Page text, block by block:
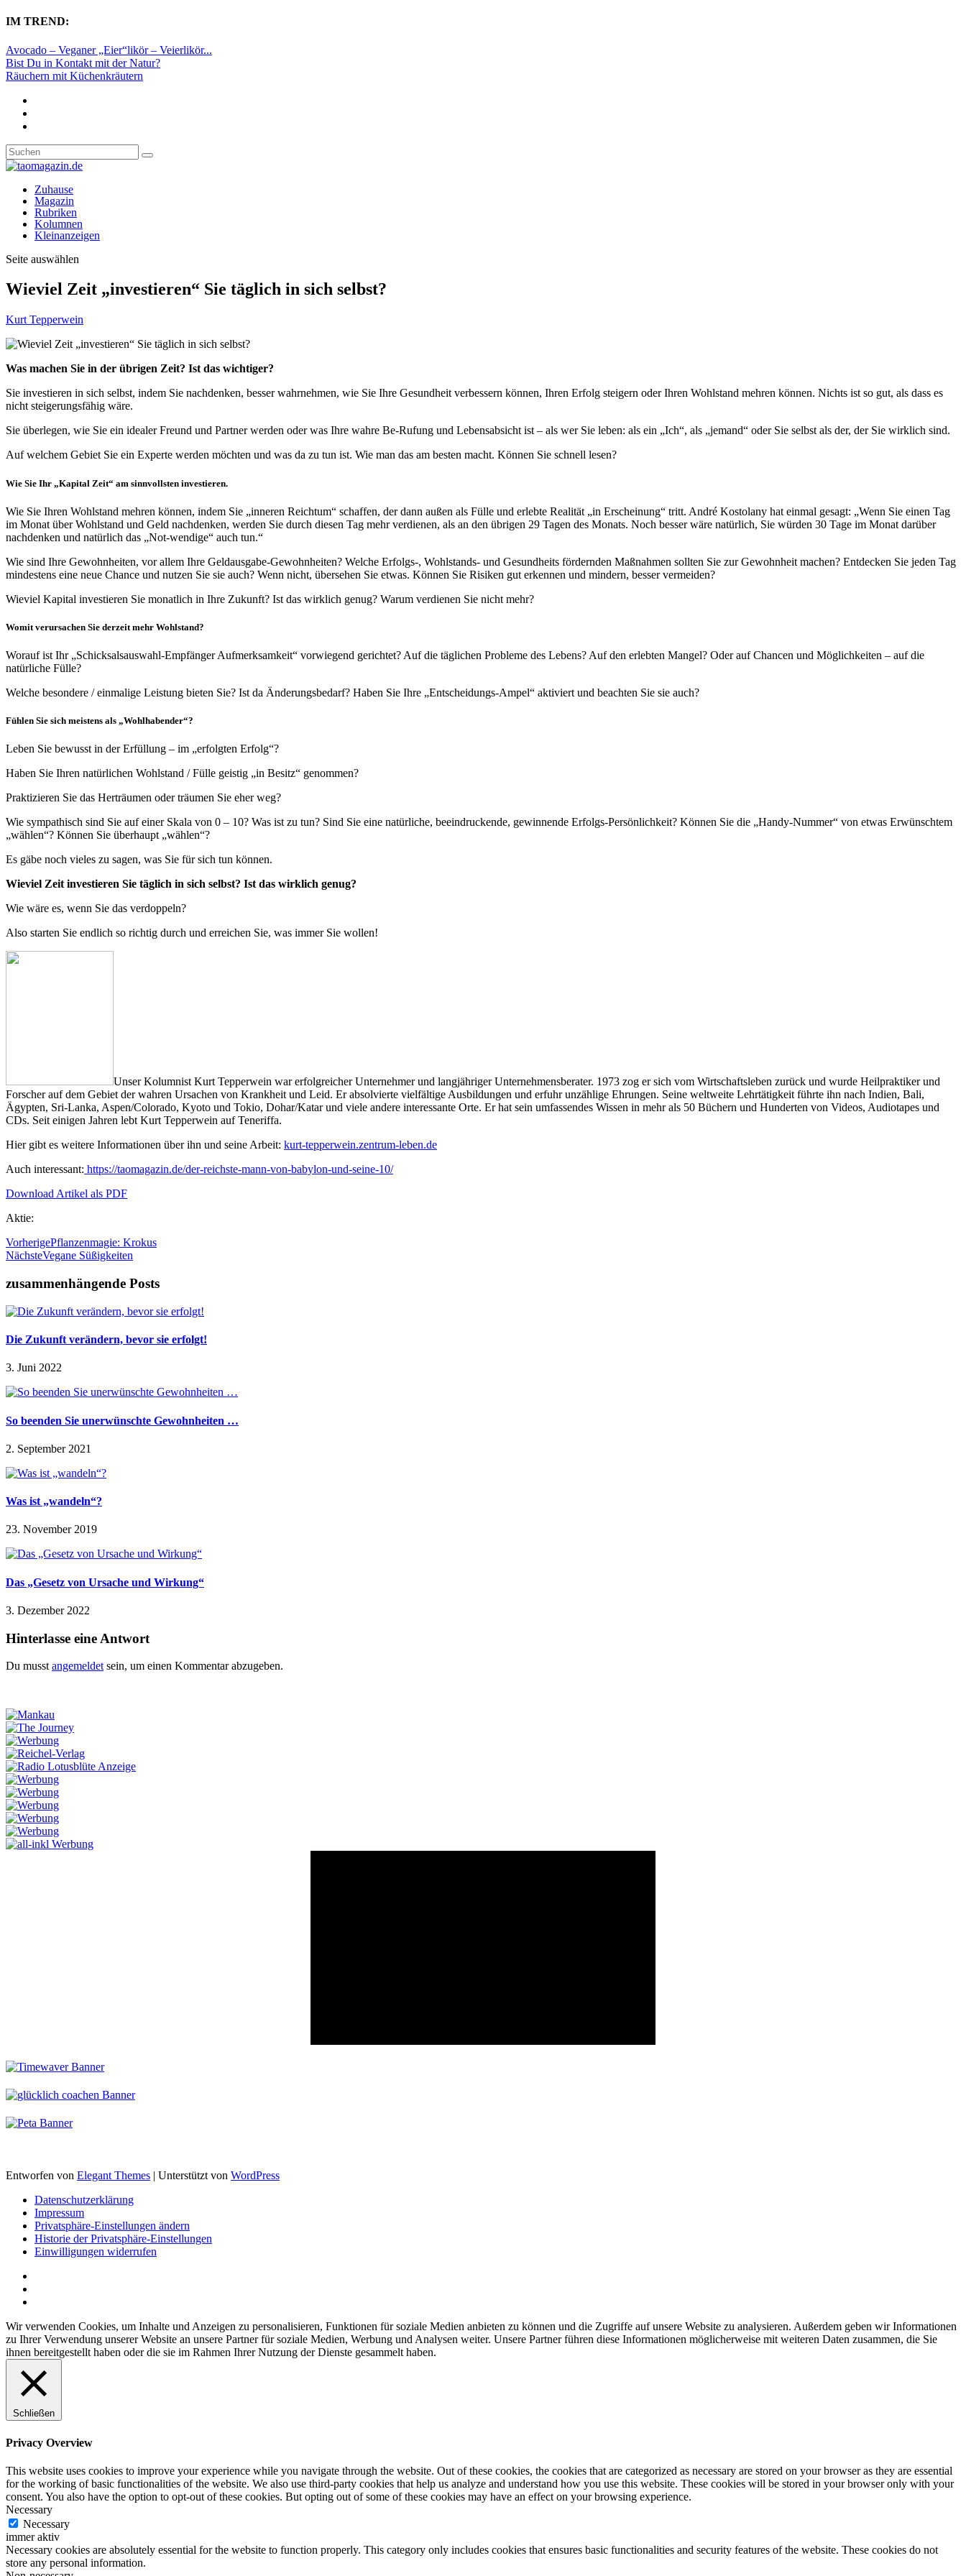
IM TREND:
Avocado – Veganer „Eier“likör – Veierlikör...
Bist Du in Kontakt mit der Natur?
Räuchern mit Küchenkräutern
Zuhause
Magazin
Rubriken
Kolumnen
Kleinanzeigen
Seite auswählen
Wieviel Zeit „investieren“ Sie täglich in sich selbst?
Kurt Tepperwein
Was machen Sie in der übrigen Zeit? Ist das wichtiger?
Sie investieren in sich selbst, indem Sie nachdenken, besser wahrnehmen, wie Sie Ihre Gesundheit verbessern können, Ihren Erfolg steigern oder Ihren Wohlstand mehren können. Nichts ist so gut, als dass es
nicht steigerungsfähig wäre.
Sie überlegen, wie Sie ein idealer Freund und Partner werden oder was Ihre wahre Be-Rufung und Lebensabsicht ist – als wer Sie leben: als ein „Ich“, als „jemand“ oder Sie selbst als der, der Sie wirklich sind.
Auf welchem Gebiet Sie ein Experte werden möchten und was da zu tun ist. Wie man das am besten macht. Können Sie schnell lesen?
Wie Sie Ihr „Kapital Zeit“ am sinnvollsten investieren.
Wie Sie Ihren Wohlstand mehren können, indem Sie „inneren Reichtum“ schaffen, der dann außen als Fülle und erlebte Realität „in Erscheinung“ tritt. André Kostolany hat einmal gesagt: „Wenn Sie einen Tag
im Monat über Wohlstand und Geld nachdenken, werden Sie durch diesen Tag mehr verdienen, als an den übrigen 29 Tagen des Monats. Noch besser wäre natürlich, Sie würden 30 Tage im Monat darüber
nachdenken und natürlich das „Not-wendige“ auch tun.“
Wie sind Ihre Gewohnheiten, vor allem Ihre Geldausgabe-Gewohnheiten? Welche Erfolgs-, Wohlstands- und Gesundheits fördernden Maßnahmen sollten Sie zur Gewohnheit machen? Entdecken Sie jeden Tag
mindestens eine neue Chance und nutzen Sie sie auch? Wenn nicht, übersehen Sie etwas. Können Sie Risiken gut erkennen und mindern, besser vermeiden?
Wieviel Kapital investieren Sie monatlich in Ihre Zukunft? Ist das wirklich genug? Warum verdienen Sie nicht mehr?
Womit verursachen Sie derzeit mehr Wohlstand?
Worauf ist Ihr „Schicksalsauswahl-Empfänger Aufmerksamkeit“ vorwiegend gerichtet? Auf die täglichen Probleme des Lebens? Auf den erlebten Mangel? Oder auf Chancen und Möglichkeiten – auf die
natürliche Fülle?
Welche besondere / einmalige Leistung bieten Sie? Ist da Änderungsbedarf? Haben Sie Ihre „Entscheidungs-Ampel“ aktiviert und beachten Sie sie auch?
Fühlen Sie sich meistens als „Wohlhabender“?
Leben Sie bewusst in der Erfüllung – im „erfolgten Erfolg“?
Haben Sie Ihren natürlichen Wohlstand / Fülle geistig „in Besitz“ genommen?
Praktizieren Sie das Herträumen oder träumen Sie eher weg?
Wie sympathisch sind Sie auf einer Skala von 0 – 10? Was ist zu tun? Sind Sie eine natürliche, beeindruckende, gewinnende Erfolgs-Persönlichkeit? Können Sie die „Handy-Nummer“ von etwas Erwünschtem
„wählen“? Können Sie überhaupt „wählen“?
Es gäbe noch vieles zu sagen, was Sie für sich tun können.
Wieviel Zeit investieren Sie täglich in sich selbst? Ist das wirklich genug?
Wie wäre es, wenn Sie das verdoppeln?
Also starten Sie endlich so richtig durch und erreichen Sie, was immer Sie wollen!
Unser Kolumnist Kurt Tepperwein war erfolgreicher Unternehmer und langjähriger Unternehmensberater. 1973 zog er sich vom Wirtschaftsleben zurück und wurde Heilpraktiker und
Forscher auf dem Gebiet der wahren Ursachen von Krankheit und Leid. Er absolvierte vielfältige Ausbildungen und erfuhr unzählige Ehrungen. Seine weltweite Lehrtätigkeit führte ihn nach Indien, Bali,
Ägypten, Sri-Lanka, Aspen/Colorado, Kyoto und Tokio, Dohar/Katar und viele andere interessante Orte. Er hat sein umfassendes Wissen in mehr als 50 Büchern und Hunderten von Videos, Audiotapes und
CDs. Seit einigen Jahren lebt Kurt Tepperwein auf Teneriffa.
Hier gibt es weitere Informationen über ihn und seine Arbeit: kurt-tepperwein.zentrum-leben.de
Auch interessant: https://taomagazin.de/der-reichste-mann-von-babylon-und-seine-10/
Download Artikel als PDF
Aktie:
VorherigePflanzenmagie: Krokus
NächsteVegane Süßigkeiten
zusammenhängende Posts
Die Zukunft verändern, bevor sie erfolgt!
3. Juni 2022
So beenden Sie unerwünschte Gewohnheiten …
2. September 2021
Was ist „wandeln“?
23. November 2019
Das „Gesetz von Ursache und Wirkung“
3. Dezember 2022
Hinterlasse eine Antwort
Du musst angemeldet sein, um einen Kommentar abzugeben.
Entworfen von Elegant Themes | Unterstützt von WordPress
Datenschutzerklärung
Impressum
Privatsphäre-Einstellungen ändern
Historie der Privatsphäre-Einstellungen
Einwilligungen widerrufen
Wir verwenden Cookies, um Inhalte und Anzeigen zu personalisieren, Funktionen für soziale Medien anbieten zu können und die Zugriffe auf unsere Website zu analysieren. Außerdem geben wir Informationen
zu Ihrer Verwendung unserer Website an unsere Partner für soziale Medien, Werbung und Analysen weiter. Unsere Partner führen diese Informationen möglicherweise mit weiteren Daten zusammen, die Sie
ihnen bereitgestellt haben oder die sie im Rahmen Ihrer Nutzung der Dienste gesammelt haben.
Schließen
Privacy Overview
This website uses cookies to improve your experience while you navigate through the website. Out of these cookies, the cookies that are categorized as necessary are stored on your browser as they are essential
for the working of basic functionalities of the website. We also use third-party cookies that help us analyze and understand how you use this website. These cookies will be stored in your browser only with your
consent. You also have the option to opt-out of these cookies. But opting out of some of these cookies may have an effect on your browsing experience.
Necessary
Necessary
immer aktiv
Necessary cookies are absolutely essential for the website to function properly. This category only includes cookies that ensures basic functionalities and security features of the website. These cookies do not
store any personal information.